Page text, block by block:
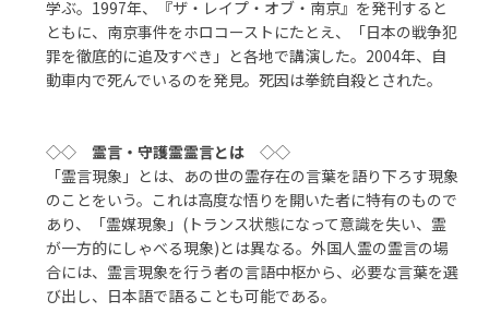
学ぶ。1997年、『ザ・レイプ・オブ・南京』を発刊すると
ともに、南京事件をホロコーストにたとえ、「日本の戦争犯
罪を徹底的に追及すべき」と各地で講演した。2004年、自
動車内で死んでいるのを発見。死因は拳銃自殺とされた。
◇◇霊言・守護霊霊言とは ◇◇
「霊言現象」とは、あの世の霊存在の言葉を語り下ろす現象
のことをいう。これは高度な悟りを開いた者に特有のもので
あり、「霊媒現象」(トランス状態になって意識を失い、霊
が一方的にしゃべる現象)とは異なる。外国人霊の霊言の場
合には、霊言現象を行う者の言語中枢から、必要な言葉を選
び出し、日本語で語ることも可能である。